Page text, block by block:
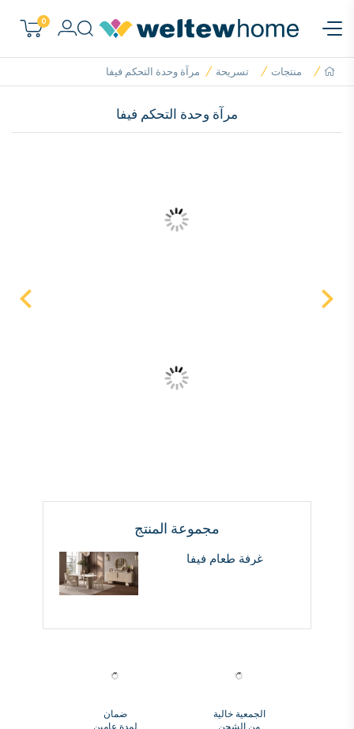
0
منتجات تسريحة مرآة وحدة التحكم فيفا
مرآة وحدة التحكم فيفا
مجموعة المنتج
غرفة طعام فيفا
الجمعية خالية
من الشحن
ضمان
لمدة عامين